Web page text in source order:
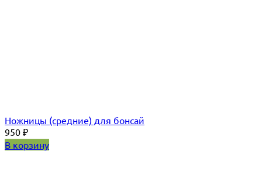
Ножницы (средние) для бонсай
950 ₽
В корзину